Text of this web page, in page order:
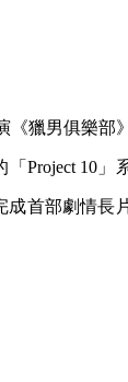
《獵男俱樂部
Project 10」
首部劇情長